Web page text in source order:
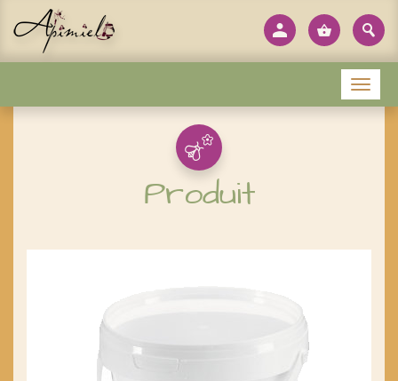
Produit
Menu
Panneau de gestion des cookies